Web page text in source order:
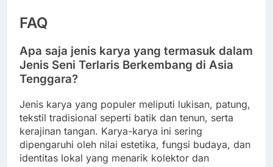
FAQ
Apa saja jenis karya yang termasuk dalam
Jenis Seni Terlaris Berkembang di Asia
Tenggara?
Jenis karya yang populer meliputi lukisan, patung,
tekstil tradisional seperti batik dan tenun, serta
kerajinan tangan. Karya-karya ini sering
dipengaruhi oleh nilai estetika, fungsi budaya, dan
identitas lokal yang menarik kolektor dan